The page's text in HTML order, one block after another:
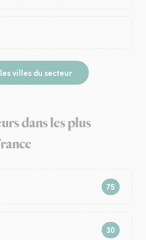
villes du secteur
dans les plus